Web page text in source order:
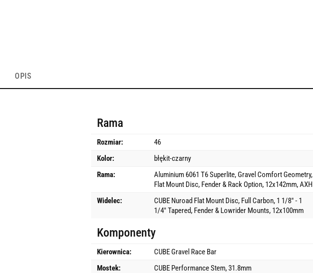
OPIS
Rama
Rozmiar:
46
Kolor:
błękit-czarny
Rama:
Aluminium 6061 T6 Superlite, Gravel Comfort Geometry,
Flat Mount Disc, Fender & Rack Option, 12x142mm, AXH
Widelec:
CUBE Nuroad Flat Mount Disc, Full Carbon, 1 1/8" - 1
1/4" Tapered, Fender & Lowrider Mounts, 12x100mm
Komponenty
Kierownica:
CUBE Gravel Race Bar
Mostek:
CUBE Performance Stem, 31.8mm